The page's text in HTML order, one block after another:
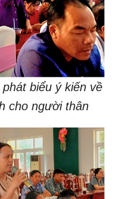
biểu ý kiến về
cho người thân